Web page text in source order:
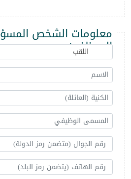
معلومات الشخص
الموظفين